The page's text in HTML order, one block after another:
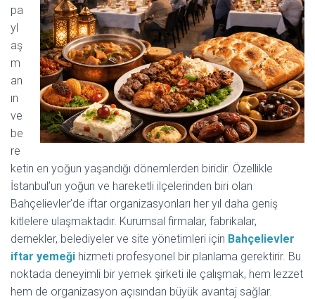
pa
yl
aş
m
an
ın
ve
be
re
ketin en yoğun yaşandığı dönemlerden biridir. Özellikle
İstanbul’un yoğun ve hareketli ilçelerinden biri olan
Bahçelievler’de iftar organizasyonları her yıl daha geniş
kitlelere ulaşmaktadır. Kurumsal firmalar, fabrikalar,
dernekler, belediyeler ve site yönetimleri için Bahçelievler
iftar yemeği hizmeti profesyonel bir planlama gerektirir. Bu
noktada deneyimli bir yemek şirketi ile çalışmak, hem lezzet
hem de organizasyon açısından büyük avantaj sağlar.